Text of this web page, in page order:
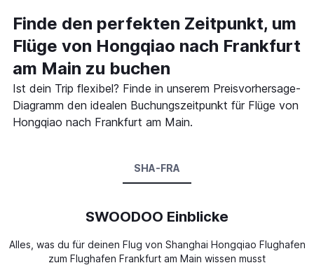
Finde den perfekten Zeitpunkt, um
Flüge von Hongqiao nach Frankfurt
am Main zu buchen
Ist dein Trip flexibel? Finde in unserem Preisvorhersage-
Diagramm den idealen Buchungszeitpunkt für Flüge von
Hongqiao nach Frankfurt am Main.
SHA-FRA
SWOODOO Einblicke
Alles, was du für deinen Flug von Shanghai Hongqiao Flughafen
zum Flughafen Frankfurt am Main wissen musst